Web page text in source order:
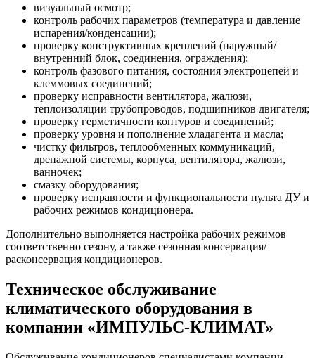
визуальный осмотр;
контроль рабочих параметров (температура и давление
испарения/конденсации);
проверку конструктивных креплений (наружный/
внутренний блок, соединения, ограждения);
контроль фазового питания, состояния электроцепей и
клеммовых соединений;
проверку исправности вентилятора, жалюзи,
теплоизоляции трубопроводов, подшипников двигателя;
проверку герметичности контуров и соединений;
проверку уровня и пополнение хладагента и масла;
чистку фильтров, теплообменных коммуникаций,
дренажной системы, корпуса, вентилятора, жалюзи,
ванночек;
смазку оборудования;
проверку исправности и функциональности пульта ДУ и
рабочих режимов кондиционера.
Дополнительно выполняется настройка рабочих режимов
соответственно сезону, а также сезонная консервация/
расконсервация кондиционеров.
Техническое обслуживание
климатического оборудования в
компании «ИМПУЛЬС-КЛИМАТ»